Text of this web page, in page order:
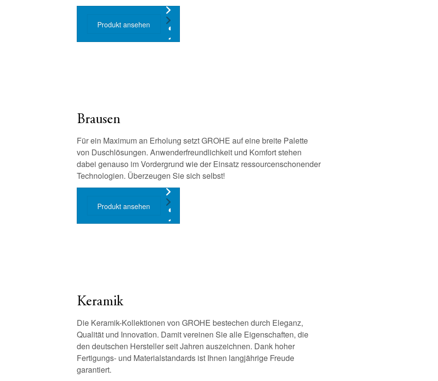
Produkt ansehen
Brausen
Für ein Maximum an Erholung setzt GROHE auf eine breite Palette
von Duschlösungen. Anwenderfreundlichkeit und Komfort stehen
dabei genauso im Vordergrund wie der Einsatz ressourcenschonender
Technologien. Überzeugen Sie sich selbst!
Produkt ansehen
Keramik
Die Keramik-Kollektionen von GROHE bestechen durch Eleganz,
Qualität und Innovation. Damit vereinen Sie alle Eigenschaften, die
den deutschen Hersteller seit Jahren auszeichnen. Dank hoher
Fertigungs- und Materialstandards ist Ihnen langjährige Freude
garantiert.